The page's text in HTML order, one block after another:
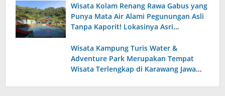
Fasilitas Lengkap!
Wisata Kolam Renang Rawa Gabus yang
Punya Mata Air Alami Pegunungan Asli
Tanpa Kaporit! Lokasinya Asri
Persawanan yang Indah.
Wisata Kampung Turis Water &
Adventure Park Merupakan Tempat
Wisata Terlengkap di Karawang Jawa
Edukasi Alam yang Menarik!